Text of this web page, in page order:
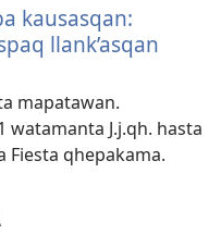
kausasqan:
llank’asqan
mapatawan.
watamanta J.j.qh. hasta
Fiesta qhepakama.